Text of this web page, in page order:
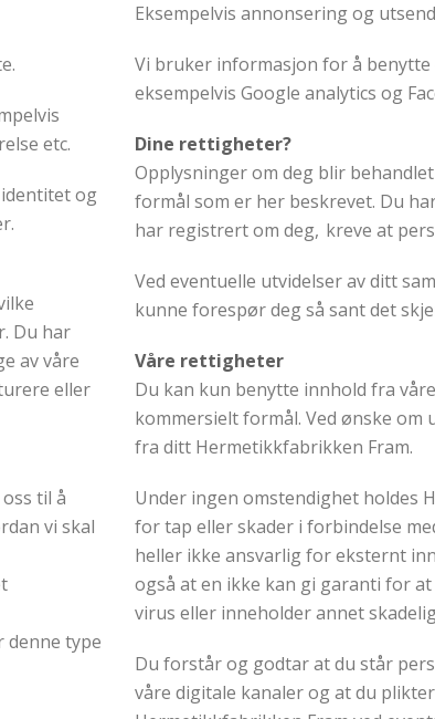
etc.
og
Du har
av våre
eller
til å
vi skal
denne type
Eksempelvis annonsering og
Vi bruker informasjon for å benytte
eksempelvis Google analytics og
Dine rettigheter?
Opplysninger om deg blir
formål som er her beskrevet. Du
har registrert om deg, kreve at
Ved eventuelle utvidelser av ditt
kunne forespør deg så sant det
Våre rettigheter
Du kan kun benytte innhold fra
kommersielt formål. Ved ønske
fra ditt Hermetikkfabrikken Fram.
Under ingen omstendighet holdes
for tap eller skader i forbindelse
heller ikke ansvarlig for eksternt
også at en ikke kan gi garanti for
virus eller inneholder annet
Du forstår og godtar at du står
våre digitale kanaler og at du